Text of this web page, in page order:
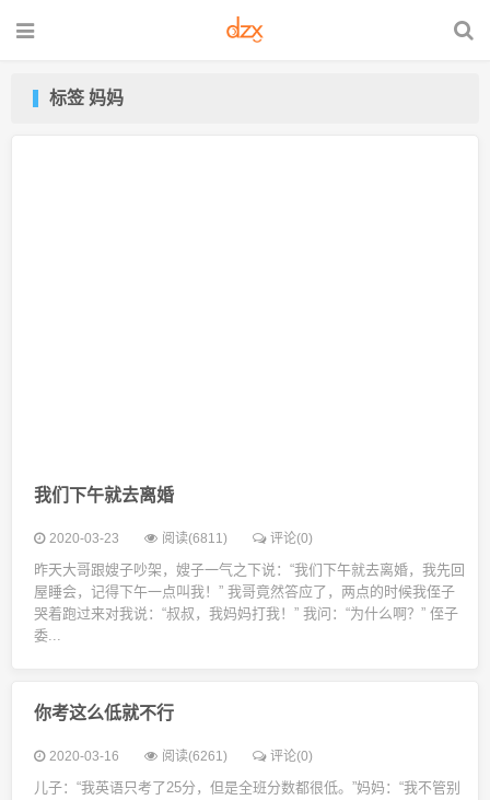
标签 妈妈
我们下午就去离婚
2020-03-23 阅读(6811) 评论(0)
昨天大哥跟嫂子吵架，嫂子一气之下说：“我们下午就去离婚，我先回
屋睡会，记得下午一点叫我！” 我哥竟然答应了，两点的时候我侄子
哭着跑过来对我说：“叔叔，我妈妈打我！” 我问：“为什么啊？” 侄子
委...
你考这么低就不行
2020-03-16 阅读(6261) 评论(0)
儿子：“我英语只考了25分，但是全班分数都很低。”妈妈：“我不管别